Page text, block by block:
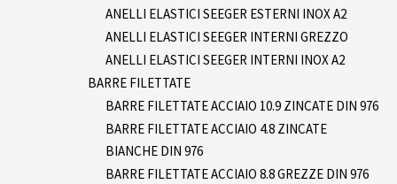
ANELLI ELASTICI SEEGER ESTERNI INOX A2
ANELLI ELASTICI SEEGER INTERNI GREZZO
ANELLI ELASTICI SEEGER INTERNI INOX A2
BARRE FILETTATE
BARRE FILETTATE ACCIAIO 10.9 ZINCATE DIN 976
BARRE FILETTATE ACCIAIO 4.8 ZINCATE
BIANCHE DIN 976
BARRE FILETTATE ACCIAIO 8.8 GREZZE DIN 976